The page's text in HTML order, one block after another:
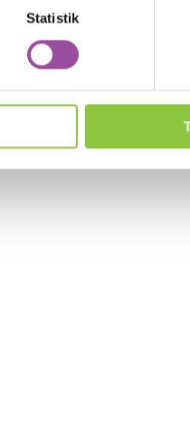
Statistik
går hand i hand med
Cura Individutveckling
Signs of safety